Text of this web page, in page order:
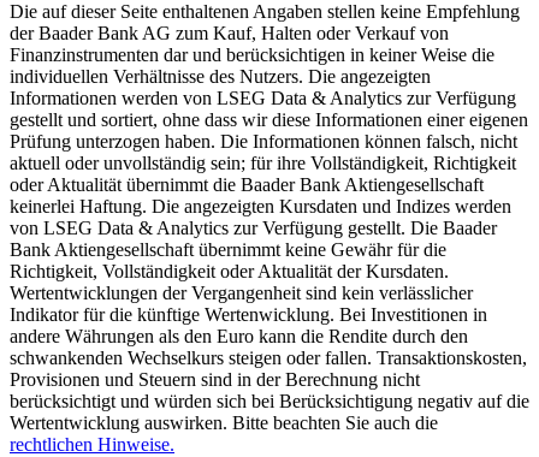
Die auf dieser Seite enthaltenen Angaben stellen keine Empfehlung
der Baader Bank AG zum Kauf, Halten oder Verkauf von
Finanzinstrumenten dar und berücksichtigen in keiner Weise die
individuellen Verhältnisse des Nutzers. Die angezeigten
Informationen werden von LSEG Data & Analytics zur Verfügung
gestellt und sortiert, ohne dass wir diese Informationen einer eigenen
Prüfung unterzogen haben. Die Informationen können falsch, nicht
aktuell oder unvollständig sein; für ihre Vollständigkeit, Richtigkeit
oder Aktualität übernimmt die Baader Bank Aktiengesellschaft
keinerlei Haftung. Die angezeigten Kursdaten und Indizes werden
von LSEG Data & Analytics zur Verfügung gestellt. Die Baader
Bank Aktiengesellschaft übernimmt keine Gewähr für die
Richtigkeit, Vollständigkeit oder Aktualität der Kursdaten.
Wertentwicklungen der Vergangenheit sind kein verlässlicher
Indikator für die künftige Wertenwicklung. Bei Investitionen in
andere Währungen als den Euro kann die Rendite durch den
schwankenden Wechselkurs steigen oder fallen. Transaktionskosten,
Provisionen und Steuern sind in der Berechnung nicht
berücksichtigt und würden sich bei Berücksichtigung negativ auf die
Wertentwicklung auswirken. Bitte beachten Sie auch die
rechtlichen Hinweise.